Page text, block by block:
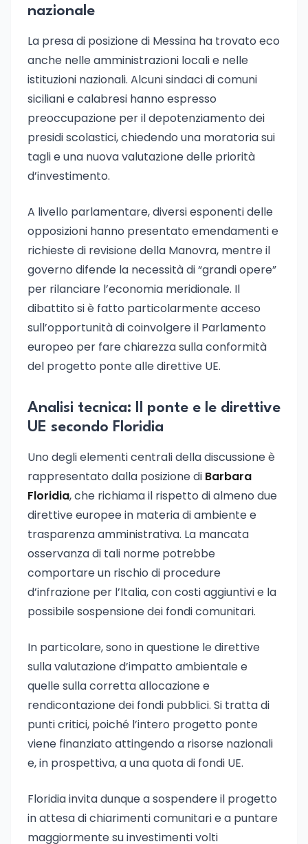
nazionale
La presa di posizione di Messina ha trovato eco
anche nelle amministrazioni locali e nelle
istituzioni nazionali. Alcuni sindaci di comuni
siciliani e calabresi hanno espresso
preoccupazione per il depotenziamento dei
presidi scolastici, chiedendo una moratoria sui
tagli e una nuova valutazione delle priorità
d’investimento.
A livello parlamentare, diversi esponenti delle
opposizioni hanno presentato emendamenti e
richieste di revisione della Manovra, mentre il
governo difende la necessità di “grandi opere”
per rilanciare l’economia meridionale. Il
dibattito si è fatto particolarmente acceso
sull’opportunità di coinvolgere il Parlamento
europeo per fare chiarezza sulla conformità
del progetto ponte alle direttive UE.
Analisi tecnica: Il ponte e le direttive
UE secondo Floridia
Uno degli elementi centrali della discussione è
rappresentato dalla posizione di Barbara
Floridia, che richiama il rispetto di almeno due
direttive europee in materia di ambiente e
trasparenza amministrativa. La mancata
osservanza di tali norme potrebbe
comportare un rischio di procedure
d’infrazione per l’Italia, con costi aggiuntivi e la
possibile sospensione dei fondi comunitari.
In particolare, sono in questione le direttive
sulla valutazione d’impatto ambientale e
quelle sulla corretta allocazione e
rendicontazione dei fondi pubblici. Si tratta di
punti critici, poiché l’intero progetto ponte
viene finanziato attingendo a risorse nazionali
e, in prospettiva, a una quota di fondi UE.
Floridia invita dunque a sospendere il progetto
in attesa di chiarimenti comunitari e a puntare
maggiormente su investimenti volti